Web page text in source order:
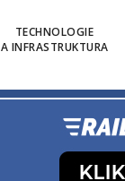
TECHNOLOGIE
A INFRASTRUKTURA